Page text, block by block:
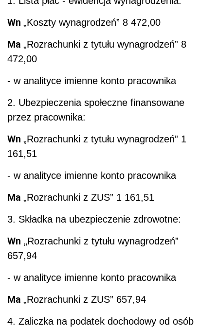
Wn„Rozrachunki z tytułu wynagrodzeń” 1
161,51
- w analityce imienne konto pracownika
Ma„Rozrachunki z ZUS” 1 161,51
3. Składka na ubezpieczenie zdrowotne:
Wn„Rozrachunki z tytułu wynagrodzeń”
657,94
- w analityce imienne konto pracownika
fizycznych:
Wn„Rozrachunki z tytułu wynagrodzeń” 682,00
- w analityce imienne konto pracownika
i FGŚP obciążające pracodawcę. Stopa
procentowa składki wypadkowej wynosi 1,93%: